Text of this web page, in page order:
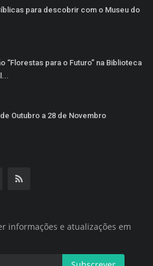
para descobrir com o Museu do
“Florestas para o Futuro” na Biblioteca
Outubro a 28 de Novembro
informações e atualizações em